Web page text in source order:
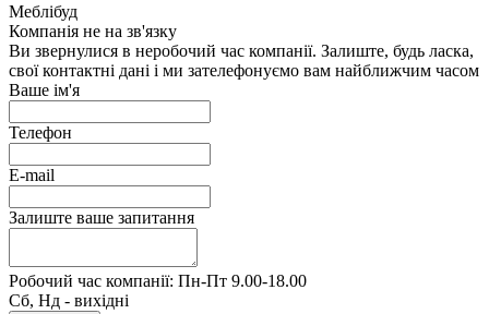
Меблібуд
Компанія не на зв'язку
Ви звернулися в неробочий час компанії. Залиште, будь ласка,
свої контактні дані і ми зателефонуємо вам найближчим часом
Ваше ім'я
Телефон
E-mail
Залиште ваше запитання
Робочий час компанії: Пн-Пт 9.00-18.00
Сб, Нд - вихідні